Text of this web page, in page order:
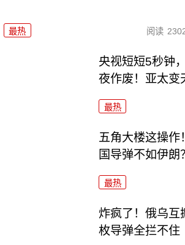
最热 阅读
央视短短5秒钟
夜作废！亚太变
最热
五角大楼这操作
国导弹不如伊朗？
最热
炸疯了！俄乌互
枚导弹全拦不住